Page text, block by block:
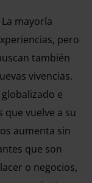
mayoría
pero
también
vivencias.
e
vuelve a su
aumenta sin
que son
o negocios,